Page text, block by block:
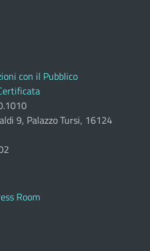
con il Pubblico
9, Palazzo Tursi, 16124
Room